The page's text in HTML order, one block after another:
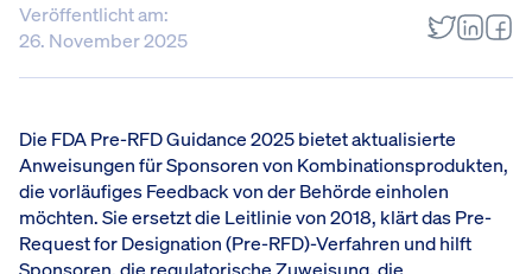
Veröffentlicht am:
26. November 2025
Die FDA Pre-RFD Guidance 2025 bietet aktualisierte
Anweisungen für Sponsoren von Kombinationsprodukten,
die vorläufiges Feedback von der Behörde einholen
möchten. Sie ersetzt die Leitlinie von 2018, klärt das Pre-
Request for Designation (Pre-RFD)-Verfahren und hilft